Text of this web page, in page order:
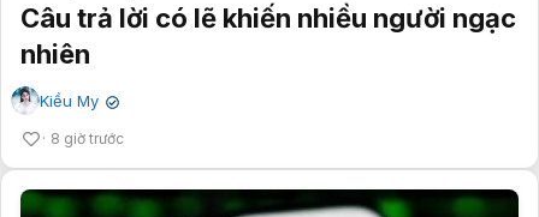
Câu trả lời có lẽ khiến nhiều người ngạc
nhiên
Kiều My ✔
8 giờ trước